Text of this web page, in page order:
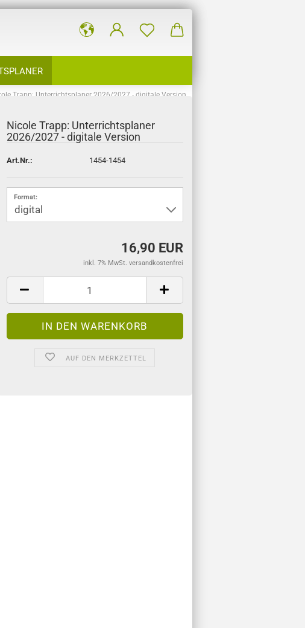
Trapp: Unterrichtsplaner 2026/2027 - digitale Version
Nicole Trapp: Unterrichtsplaner
2026/2027 - digitale Version
Art.Nr.: 1454-1454
Format:
16,90 EUR
inkl. 7% MwSt. versandkostenfrei
AUF DEN MERKZETTEL